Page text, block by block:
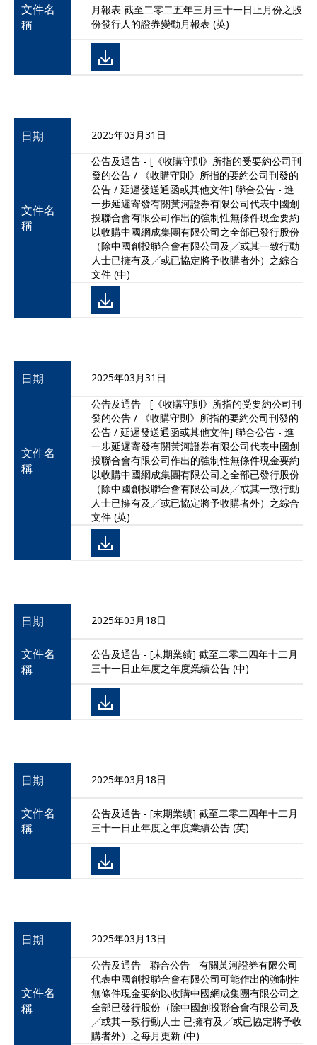
文件名
稱
月報表 截至二零二五年三月三十一日止月份之股
份發行人的證券變動月報表 (英)
日期 2025年03月31日
文件名
稱
公告及通告 - [《收購守則》所指的受要約公司刊
發的公告 / 《收購守則》所指的要約公司刊發的
公告 / 延遲發送通函或其他文件] 聯合公告 - 進
一步延遲寄發有關黃河證券有限公司代表中國創
投聯合會有限公司作出的強制性無條件現金要約
以收購中國網成集團有限公司之全部已發行股份
（除中國創投聯合會有限公司及╱或其一致行動
人士已擁有及╱或已協定將予收購者外）之綜合
文件 (中)
日期 2025年03月31日
文件名
稱
公告及通告 - [《收購守則》所指的受要約公司刊
發的公告 / 《收購守則》所指的要約公司刊發的
公告 / 延遲發送通函或其他文件] 聯合公告 - 進
一步延遲寄發有關黃河證券有限公司代表中國創
投聯合會有限公司作出的強制性無條件現金要約
以收購中國網成集團有限公司之全部已發行股份
（除中國創投聯合會有限公司及╱或其一致行動
人士已擁有及╱或已協定將予收購者外）之綜合
文件 (英)
日期 2025年03月18日
文件名
稱
公告及通告 - [末期業績] 截至二零二四年十二月
三十一日止年度之年度業績公告 (中)
日期 2025年03月18日
文件名
稱
公告及通告 - [末期業績] 截至二零二四年十二月
三十一日止年度之年度業績公告 (英)
日期 2025年03月13日
文件名
稱
公告及通告 - 聯合公告 - 有關黃河證券有限公司
代表中國創投聯合會有限公司可能作出的強制性
無條件現金要約以收購中國網成集團有限公司之
全部已發行股份（除中國創投聯合會有限公司及
╱或其一致行動人士 已擁有及╱或已協定將予收
購者外）之每月更新 (中)